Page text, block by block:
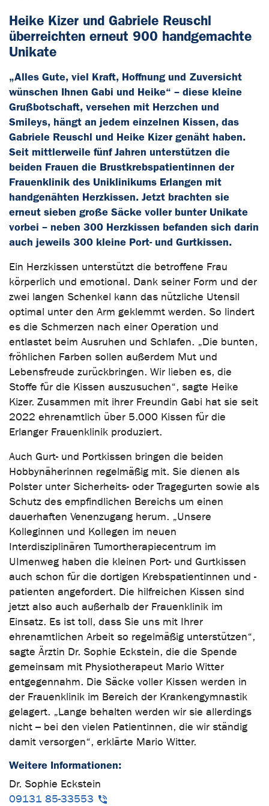
Heike Kizer und Gabriele Reuschl
überreichten erneut 900 handgemachte
Unikate
„Alles Gute, viel Kraft, Hoffnung und Zuversicht
wünschen Ihnen Gabi und Heike“ – diese kleine
Grußbotschaft, versehen mit Herzchen und
Smileys, hängt an jedem einzelnen Kissen, das
Gabriele Reuschl und Heike Kizer genäht haben.
Seit mittlerweile fünf Jahren unterstützen die
beiden Frauen die Brustkrebspatientinnen der
Frauenklinik des Uniklinikums Erlangen mit
handgenähten Herzkissen. Jetzt brachten sie
erneut sieben große Säcke voller bunter Unikate
vorbei – neben 300 Herzkissen befanden sich darin
auch jeweils 300 kleine Port- und Gurtkissen.
Ein Herzkissen unterstützt die betroffene Frau
körperlich und emotional. Dank seiner Form und der
zwei langen Schenkel kann das nützliche Utensil
optimal unter den Arm geklemmt werden. So lindert
es die Schmerzen nach einer Operation und
entlastet beim Ausruhen und Schlafen. „Die bunten,
fröhlichen Farben sollen außerdem Mut und
Lebensfreude zurückbringen. Wir lieben es, die
Stoffe für die Kissen auszusuchen“, sagte Heike
Kizer. Zusammen mit ihrer Freundin Gabi hat sie seit
2022 ehrenamtlich über 5.000 Kissen für die
Erlanger Frauenklinik produziert.
Auch Gurt- und Portkissen bringen die beiden
Hobbynäherinnen regelmäßig mit. Sie dienen als
Polster unter Sicherheits- oder Tragegurten sowie als
Schutz des empfindlichen Bereichs um einen
dauerhaften Venenzugang herum. „Unsere
Kolleginnen und Kollegen im neuen
Interdisziplinären Tumortherapiecentrum im
UImenweg haben die kleinen Port- und Gurtkissen
auch schon für die dortigen Krebspatientinnen und -
patienten angefordert. Die hilfreichen Kissen sind
jetzt also auch außerhalb der Frauenklinik im
Einsatz. Es ist toll, dass Sie uns mit Ihrer
ehrenamtlichen Arbeit so regelmäßig unterstützen“,
sagte Ärztin Dr. Sophie Eckstein, die die Spende
gemeinsam mit Physiotherapeut Mario Witter
entgegennahm. Die Säcke voller Kissen werden in
der Frauenklinik im Bereich der Krankengymnastik
gelagert. „Lange behalten werden wir sie allerdings
nicht – bei den vielen Patientinnen, die wir ständig
damit versorgen“, erklärte Mario Witter.
Weitere Informationen:
Dr. Sophie Eckstein
09131 85-33553